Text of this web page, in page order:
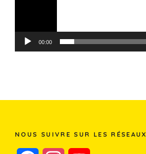
00:00
NOUS SUIVRE SUR LES RÉSEAUX